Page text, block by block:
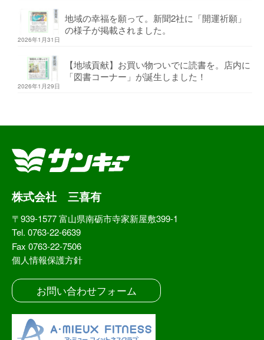
地域の幸福を願って。新聞2社に「開運祈願」
の様子が掲載されました。
2026年1月31日
【地域貢献】お買い物ついでに読書を。店内に
「図書コーナー」が誕生しました！
2026年1月29日
株式会社 三喜有
〒939-1577 富山県南砺市寺家新屋敷399-1
Tel. 0763-22-6639
Fax 0763-22-7506
個人情報保護方針
お問い合わせフォーム